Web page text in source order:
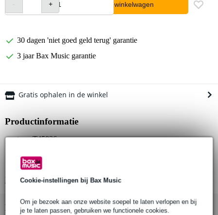
Cookie-instellingen bij Bax Music
Om je bezoek aan onze website soepel te laten verlopen en bij
je te laten passen, gebruiken we functionele cookies.
In winkelwagen
30 dagen 'niet goed geld terug' garantie
3 jaar Bax Music garantie
Gratis ophalen in de winkel
Productinformatie
part no: T45836
kleur: zwart (powder painted satin black)
Bekijk alle productspecificaties
Bekijk ook eens (1)